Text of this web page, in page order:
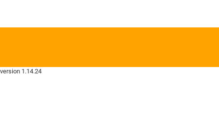
version 1.14.24